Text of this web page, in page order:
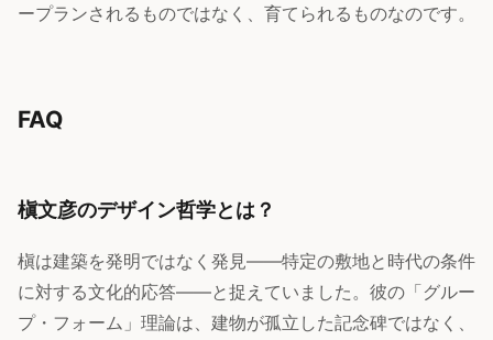
ープランされるものではなく、育てられるものなのです。
FAQ
槇文彦のデザイン哲学とは？
槇は建築を発明ではなく発見——特定の敷地と時代の条件
に対する文化的応答——と捉えていました。彼の「グルー
プ・フォーム」理論は、建物が孤立した記念碑ではなく、